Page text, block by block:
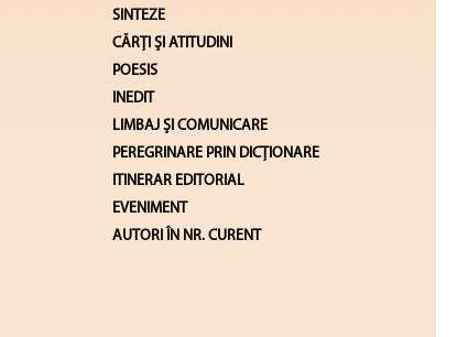
SINTEZE
CĂRŢI ŞI ATITUDINI
POESIS
INEDIT
LIMBAJ ŞI COMUNICARE
PEREGRINARE PRIN DICȚIONARE
ITINERAR EDITORIAL
EVENIMENT
AUTORI ÎN NR. CURENT